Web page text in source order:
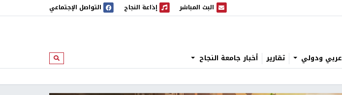
البث المباشر
البث المباشر إذاعة النجاح
إذاعة النجاح التواصل الإجتماعي
عربي ودولي تقارير أخبار جامعة النجاح ابحث